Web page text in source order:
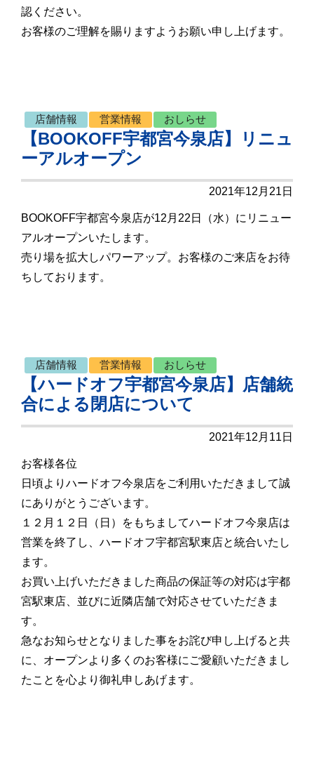
認ください。
お客様のご理解を賜りますようお願い申し上げます。
店舗情報 営業情報 おしらせ
【BOOKOFF宇都宮今泉店】リニュ
ーアルオープン
2021年12月21日
BOOKOFF宇都宮今泉店が12月22日（水）にリニュー
アルオープンいたします。
売り場を拡大しパワーアップ。お客様のご来店をお待
ちしております。
店舗情報 営業情報 おしらせ
【ハードオフ宇都宮今泉店】店舗統
合による閉店について
2021年12月11日
お客様各位
日頃よりハードオフ今泉店をご利用いただきまして誠
にありがとうございます。
１２月１２日（日）をもちましてハードオフ今泉店は
営業を終了し、ハードオフ宇都宮駅東店と統合いたし
ます。
お買い上げいただきました商品の保証等の対応は宇都
宮駅東店、並びに近隣店舗で対応させていただきま
す。
急なお知らせとなりました事をお詫び申し上げると共
に、オープンより多くのお客様にご愛顧いただきまし
たことを心より御礼申しあげます。